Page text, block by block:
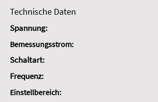
Technische Daten
Spannung:
Bemessungsstrom:
Schaltart:
Frequenz:
Einstellbereich: